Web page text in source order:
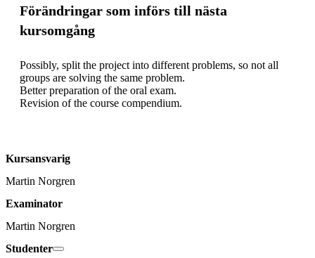
Förändringar som införs till nästa
kursomgång
Possibly, split the project into different problems, so not all
groups are solving the same problem.
Better preparation of the oral exam.
Kursansvarig
Martin Norgren
Examinator
Martin Norgren
Studenter